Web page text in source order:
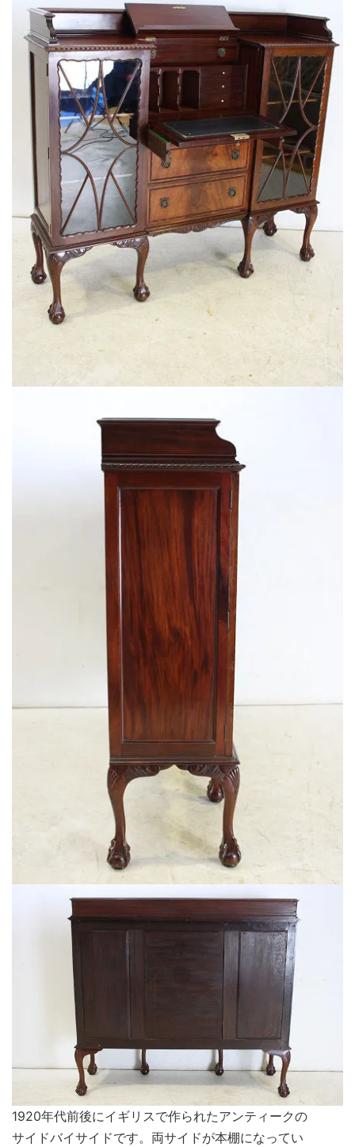
1920年代前後にイギリスで作られたアンティークの
サイドバイサイドです。両サイドが本棚になってい